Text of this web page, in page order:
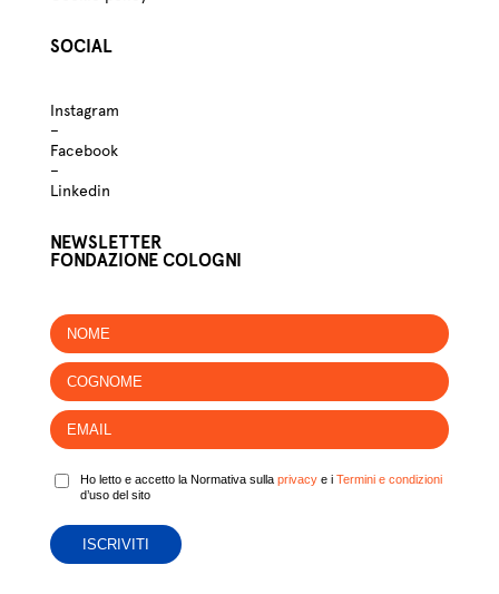
SOCIAL
Instagram
–
Facebook
–
Linkedin
NEWSLETTER
FONDAZIONE COLOGNI
Ho letto e accetto la Normativa sulla privacye i Termini e condizioni
d’uso del sito